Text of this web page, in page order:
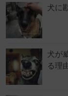
犬に
犬が
る理